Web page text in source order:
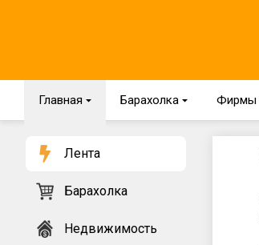
Главная { Барахолка { Фирмы
Лента
Барахолка
Недвижимость